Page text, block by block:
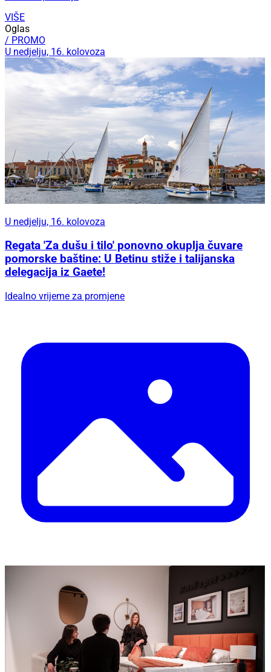
VIŠE
Oglas
/ PROMO
U nedjelju, 16. kolovoza
U nedjelju, 16. kolovoza
Regata 'Za dušu i tilo' ponovno okuplja čuvare
pomorske baštine: U Betinu stiže i talijanska
delegacija iz Gaete!
Idealno vrijeme za promjene